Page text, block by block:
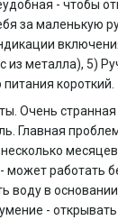
- чтобы
за маленькую
из металла), 5)
короткий.
Очень
Главная
может работать
воду в
-